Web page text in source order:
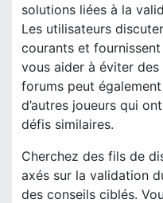
solutions liées à la
Les utilisateurs
courants et
vous aider à éviter
forums peut
d’autres joueurs qui
défis similaires.
Cherchez des fils de
axés sur la validation
des conseils ciblés.